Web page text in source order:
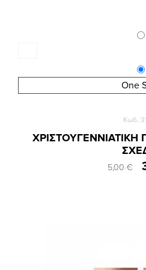
One
5,00 €